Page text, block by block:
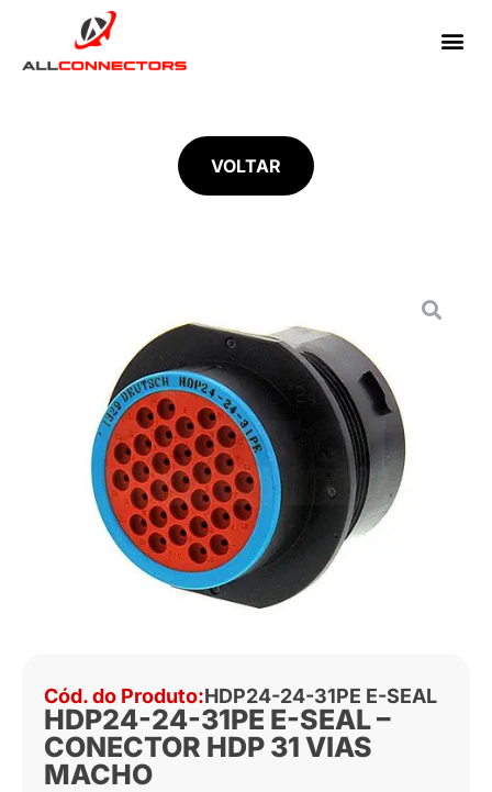
VOLTAR
Cód. do Produto:HDP24-24-31PE E-SEAL
HDP24-24-31PE E-SEAL –
CONECTOR HDP 31 VIAS
MACHO